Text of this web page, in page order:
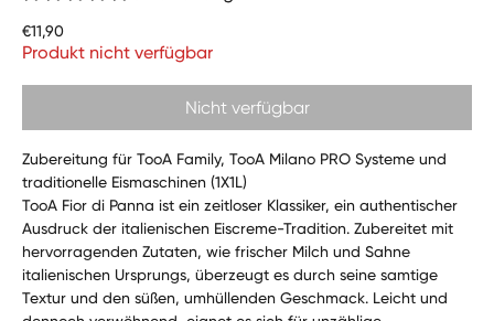
Preis
€11,90
Produkt nicht verfügbar
Nicht verfügbar
Zubereitung für TooA Family, TooA Milano PRO Systeme und
traditionelle Eismaschinen (1X1L)
TooA Fior di Panna ist ein zeitloser Klassiker, ein authentischer
Ausdruck der italienischen Eiscreme-Tradition. Zubereitet mit
hervorragenden Zutaten, wie frischer Milch und Sahne
italienischen Ursprungs, überzeugt es durch seine samtige
Textur und den süßen, umhüllenden Geschmack. Leicht und